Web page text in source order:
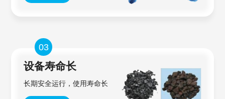
03
设备寿命长
长期安全运行，使用寿命长